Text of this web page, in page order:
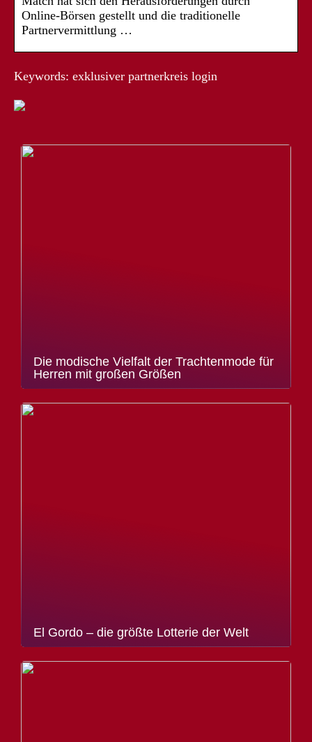
Online-Börsen gestellt und die traditionelle
Partnervermittlung …
Keywords: exklusiver partnerkreis login
Die modische Vielfalt der Trachtenmode für
Herren mit großen Größen
El Gordo – die größte Lotterie der Welt